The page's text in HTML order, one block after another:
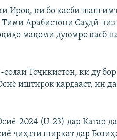
Ироқ, ки бо касби шаш
Арабистони Саудӣ
мақоми дуюмро касб
Тоҷикистон, ки ду
иштирок кардааст, ин
2024 (U-23) дар Қатар
ҷиҳати ширкат дар